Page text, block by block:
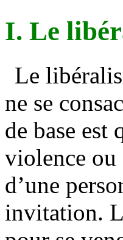
I. Le
Le
ne se
de base est
violence ou
d’une
invitation.